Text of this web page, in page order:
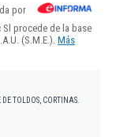
por
procede de la base
(S.M.E.). Más
TOLDOS, CORTINAS.